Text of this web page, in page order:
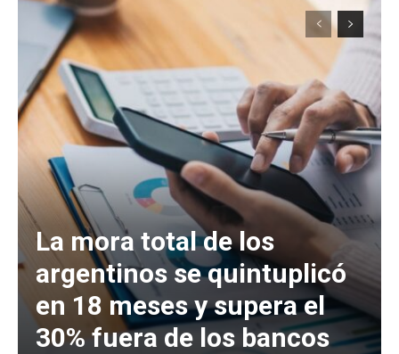
La mora total de los
argentinos se quintuplicó
en 18 meses y supera el
30% fuera de los bancos